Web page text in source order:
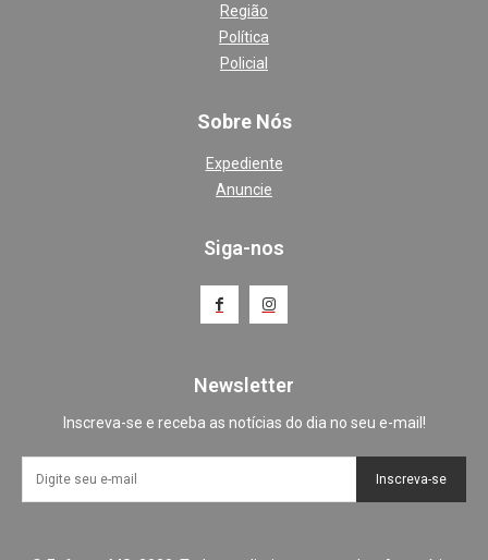
Região
Política
Policial
Sobre Nós
Expediente
Anuncie
Siga-nos
Newsletter
Inscreva-se e receba as notícias do dia no seu e-mail!
Inscreva-se